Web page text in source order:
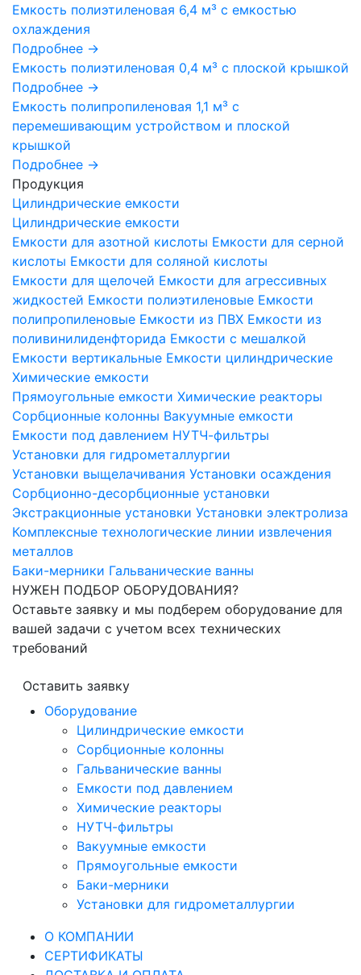
Емкость полиэтиленовая 6,4 м³ с емкостью
охлаждения
Подробнее →
Емкость полиэтиленовая 0,4 м³ с плоской крышкой
Подробнее →
Емкость полипропиленовая 1,1 м³ с
перемешивающим устройством и плоской
крышкой
Подробнее →
Продукция
Цилиндрические емкости
Цилиндрические емкости
Емкости для азотной кислоты Емкости для серной
кислоты Емкости для соляной кислоты
Емкости для щелочей Емкости для агрессивных
жидкостей Емкости полиэтиленовые Емкости
полипропиленовые Емкости из ПВХ Емкости из
поливинилиденфторида Емкости с мешалкой
Емкости вертикальные Емкости цилиндрические
Химические емкости
Прямоугольные емкости Химические реакторы
Сорбционные колонны Вакуумные емкости
Емкости под давлением НУТЧ-фильтры
Установки для гидрометаллургии
Установки выщелачивания Установки осаждения
Сорбционно-десорбционные установки
Экстракционные установки Установки электролиза
Комплексные технологические линии извлечения
металлов
Баки-мерники Гальванические ванны
НУЖЕН ПОДБОР ОБОРУДОВАНИЯ?
Оставьте заявку и мы подберем оборудование для
вашей задачи с учетом всех технических
требований
Оставить заявку
Оборудование
Цилиндрические емкости
Сорбционные колонны
Гальванические ванны
Емкости под давлением
Химические реакторы
НУТЧ-фильтры
Вакуумные емкости
Прямоугольные емкости
Баки-мерники
Установки для гидрометаллургии
О КОМПАНИИ
СЕРТИФИКАТЫ